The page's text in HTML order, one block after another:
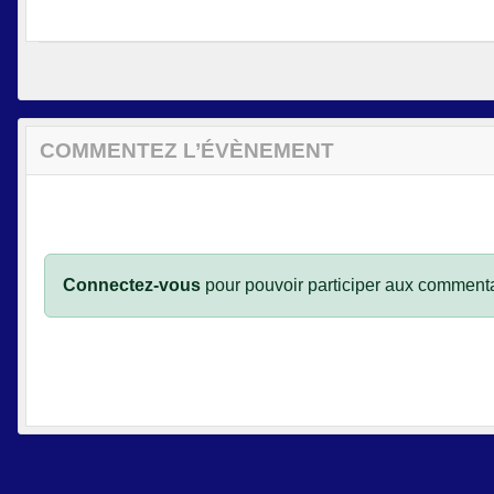
COMMENTEZ L’ÉVÈNEMENT
Connectez-vous pour pouvoir participer aux